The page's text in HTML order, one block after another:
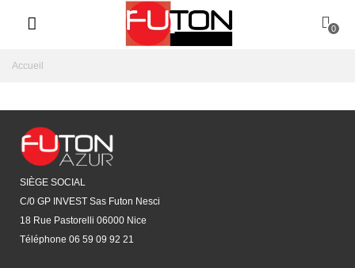
0
Accueil
SIÈGE SOCIAL
C/0 GP INVEST Sas Futon Nesci
18 Rue Pastorelli 06000 Nice
Téléphone 06 59 09 92 21‬